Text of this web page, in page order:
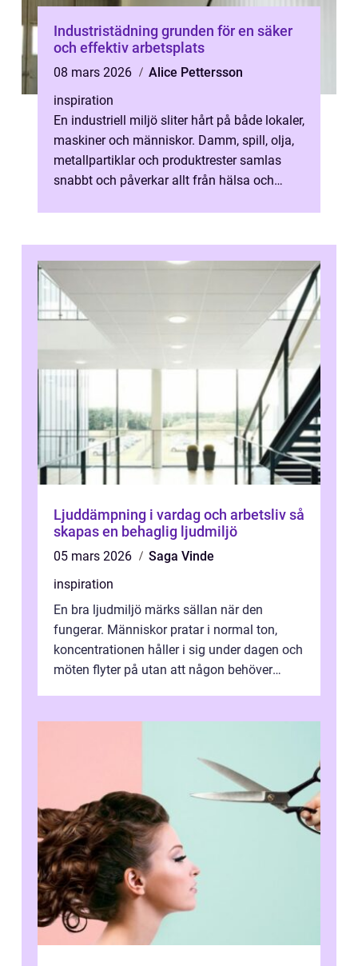
Industristädning grunden för en säker
och effektiv arbetsplats
08 mars 2026
Alice Pettersson
inspiration
En industriell miljö sliter hårt på både lokaler,
maskiner och människor. Damm, spill, olja,
metallpartiklar och produktrester samlas
snabbt och påverkar allt från hälsa och
Ljuddämpning i vardag och arbetsliv så
skapas en behaglig ljudmiljö
05 mars 2026
Saga Vinde
inspiration
En bra ljudmiljö märks sällan när den
fungerar. Människor pratar i normal ton,
koncentrationen håller i sig under dagen och
möten flyter på utan att någon behöver